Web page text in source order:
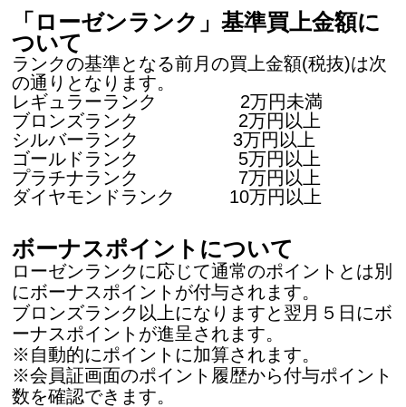
「ローゼンランク」基準買上金額に
ついて
ランクの基準となる前月の買上金額(税抜)は次
の通りとなります。
レギュラーランク 2万円未満
ブロンズランク 2万円以上
シルバーランク 3万円以上
ゴールドランク 5万円以上
プラチナランク 7万円以上
ダイヤモンドランク 10万円以上
ボーナスポイントについて
ローゼンランクに応じて通常のポイントとは別
にボーナスポイントが付与されます。
ブロンズランク以上になりますと翌月５日にボ
ーナスポイントが進呈されます。
※自動的にポイントに加算されます。
※会員証画面のポイント履歴から付与ポイント
数を確認できます。